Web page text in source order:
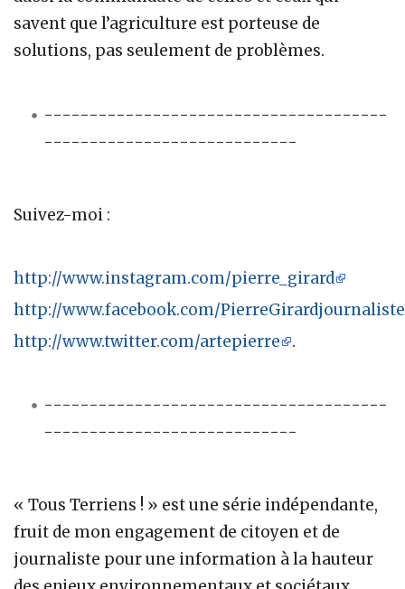
savent que l’agriculture est porteuse de
solutions, pas seulement de problèmes.
--------------------------------------
----------------------------
Suivez-moi :
http://www.instagram.com/pierre_girard
http://www.facebook.com/PierreGirardjournaliste
http://www.twitter.com/artepierre
.
--------------------------------------
----------------------------
« Tous Terriens ! » est une série indépendante,
fruit de mon engagement de citoyen et de
journaliste pour une information à la hauteur